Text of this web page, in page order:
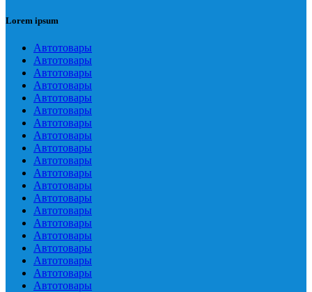
Lorem ipsum
Автотовары
Автотовары
Автотовары
Автотовары
Автотовары
Автотовары
Автотовары
Автотовары
Автотовары
Автотовары
Автотовары
Автотовары
Автотовары
Автотовары
Автотовары
Автотовары
Автотовары
Автотовары
Автотовары
Автотовары